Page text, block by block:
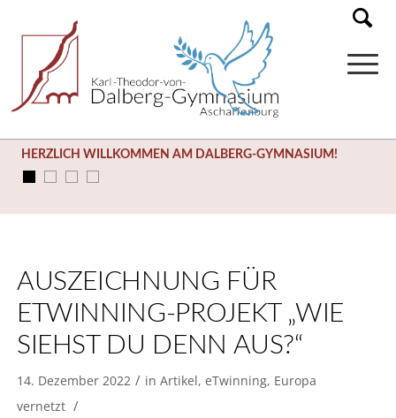
HERZLICH WILLKOMMEN AM DALBERG-GYMNASIUM!
AUSZEICHNUNG FÜR
ETWINNING-PROJEKT „WIE
SIEHST DU DENN AUS?“
14. Dezember 2022 / in Artikel, eTwinning, Europa
vernetzt /